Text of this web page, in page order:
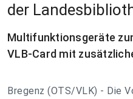
der
Multifunktionsgeräte
VLB-Card mit
Bregenz (OTS/VLK) - Die